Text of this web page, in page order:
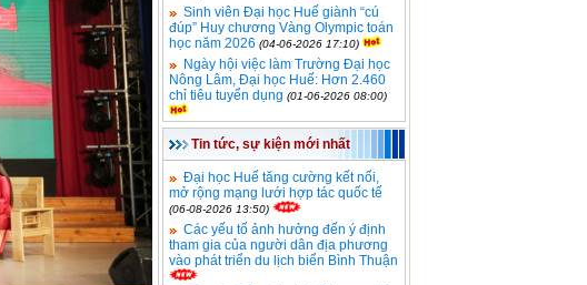
Sinh viên Đại học Huế giành “cú
đúp” Huy chương Vàng Olympic toán
học năm 2026 (04-06-2026 17:10)
Ngày hội việc làm Trường Đại học
Nông Lâm, Đại học Huế: Hơn 2.460
chỉ tiêu tuyển dụng (01-06-2026 08:00)
Tin tức, sự kiện mới nhất
Đại học Huế tăng cường kết nối,
mở rộng mạng lưới hợp tác quốc tế
(06-08-2026 13:50)
Các yếu tố ảnh hưởng đến ý định
tham gia của người dân địa phương
vào phát triển du lịch biển Bình Thuận